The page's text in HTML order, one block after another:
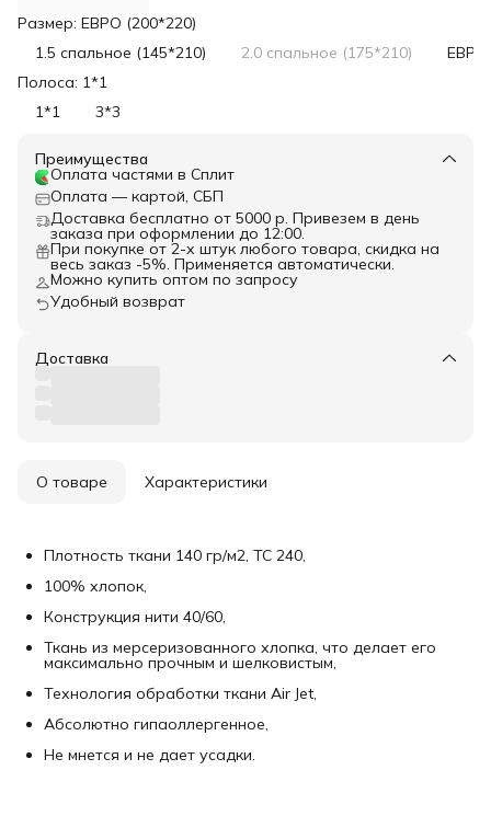
Размер: ЕВРО (200*220)
1.5 спальное (145*210)
2.0 спальное (175*210)
ЕВРО
Полоса: 1*1
1*1
3*3
Преимущества
Оплата частями в Сплит
Оплата — картой, СБП
Доставка бесплатно от 5000 р. Привезем в день
заказа при оформлении до 12:00.
При покупке от 2-х штук любого товара, скидка на
весь заказ -5%. Применяется автоматически.
Можно купить оптом по запросу
Удобный возврат
Доставка
О товаре Характеристики
Плотность ткани 140 гр/м2, ТС 240,
100% хлопок,
Конструкция нити 40/60,
Ткань из мерсеризованного хлопка, что делает его
максимально прочным и шелковистым,
Технология обработки ткани Air Jet,
Абсолютно гипаоллергенное,
Не мнется и не дает усадки.